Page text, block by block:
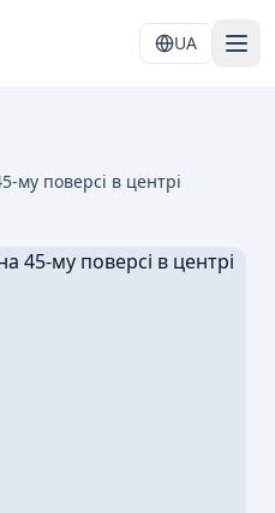
UA
му поверсі в центрі